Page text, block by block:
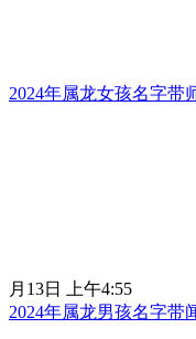
2024年属龙女孩名字带
月13日 上午4:55
2024年属龙男孩名字带